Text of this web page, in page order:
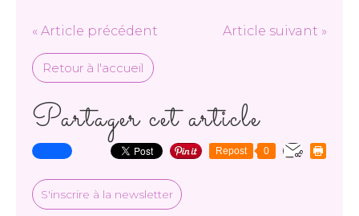
« Article précédent Article suivant »
Retour à l'accueil
Partager cet article
Repost 0
S'inscrire à la newsletter